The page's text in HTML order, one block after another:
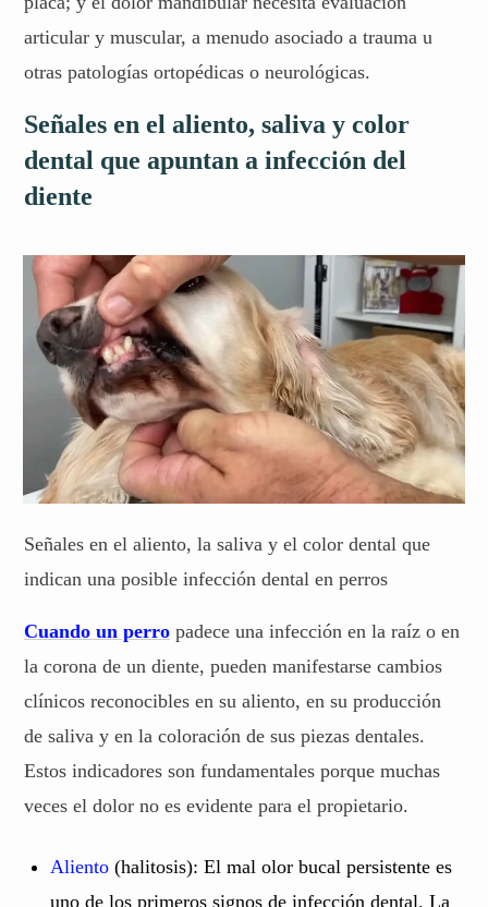
articular y muscular, a menudo asociado a trauma u
otras patologías ortopédicas o neurológicas.
Señales en el aliento, saliva y color
dental que apuntan a infección del
diente
Señales en el aliento, la saliva y el color dental que
indican una posible infección dental en perros
Cuando un perro padece una infección en la raíz o en
la corona de un diente, pueden manifestarse cambios
clínicos reconocibles en su aliento, en su producción
de saliva y en la coloración de sus piezas dentales.
Estos indicadores son fundamentales porque muchas
veces el dolor no es evidente para el propietario.
Aliento (halitosis): El mal olor bucal persistente es
uno de los primeros signos de infección dental. La